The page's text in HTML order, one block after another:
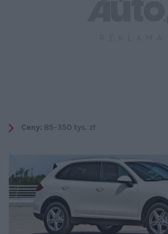
Ceny: 85-350 tys. zł